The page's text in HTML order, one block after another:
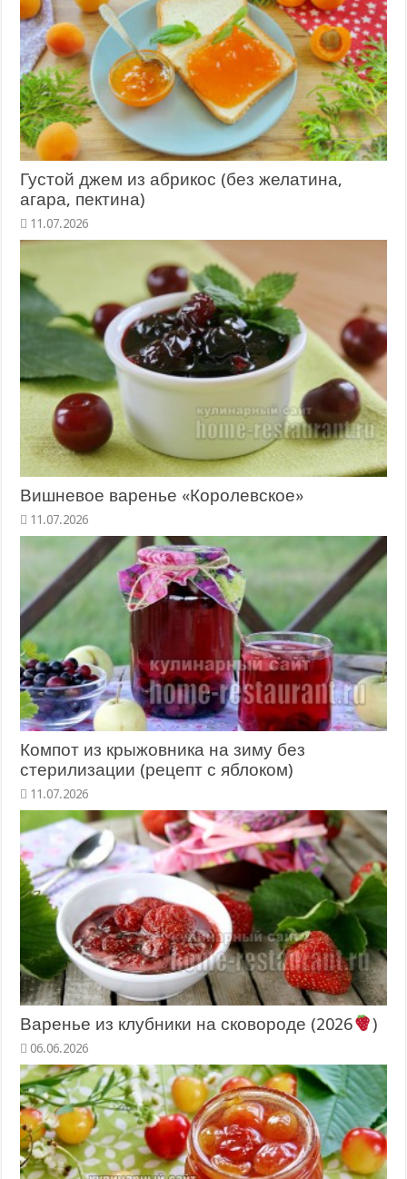
Густой джем из абрикос (без желатина,
агара, пектина)
11.07.2026
Вишневое варенье «Королевское»
11.07.2026
Компот из крыжовника на зиму без
стерилизации (рецепт с яблоком)
11.07.2026
Варенье из клубники на сковороде (2026 )
06.06.2026